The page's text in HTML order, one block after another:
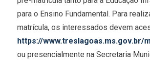
para o Ensino Fundamental. Para
matrícula, os interessados devem
https://www.treslagoas.ms.gov.br/
ou presencialmente na Secretaria